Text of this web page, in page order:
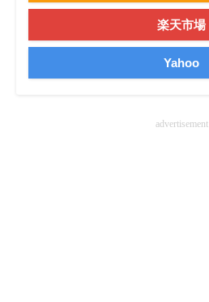
楽天市場
Yahoo
advertisement